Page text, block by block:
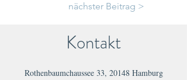
nächster Beitrag >
Kontakt
Rothenbaumchaussee 33, 20148 Hamburg